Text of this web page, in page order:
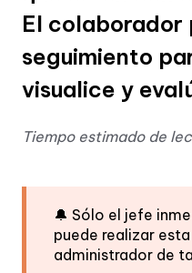
El colaborador
seguimiento
visualice y
Tiempo estimado de
🔔 Sólo el jefe
puede realizar
administrador de